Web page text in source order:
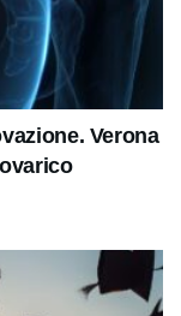
Verona